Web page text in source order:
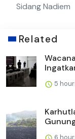
Sidang Nadiem
Related
5
6